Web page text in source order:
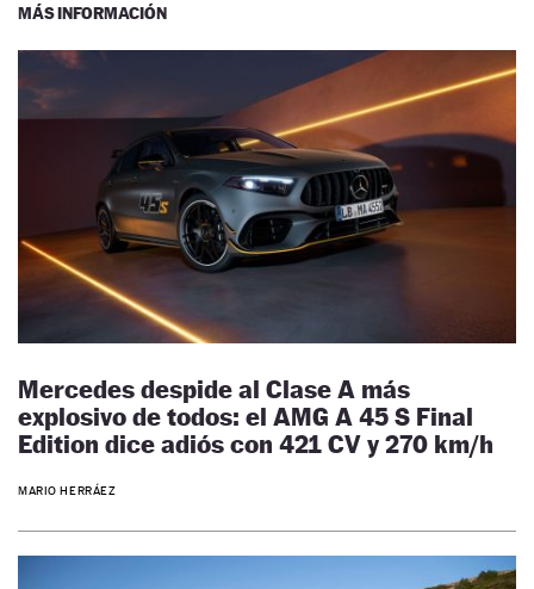
MÁS INFORMACIÓN
Mercedes despide al Clase A más
explosivo de todos: el AMG A 45 S Final
Edition dice adiós con 421 CV y 270 km/h
MARIO HERRÁEZ